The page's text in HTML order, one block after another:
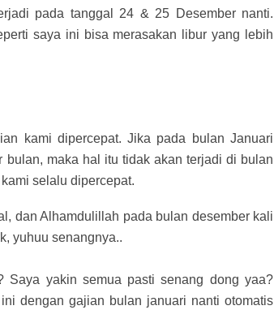
pada tanggal 24 & 25 Desember nanti.
saya ini bisa merasakan libur yang lebih
kami dipercepat. Jika pada bulan Januari
maka hal itu tidak akan terjadi di bulan
selalu dipercepat.
dan Alhamdulillah pada bulan desember kali
yuhuu senangnya..
Saya yakin semua pasti senang dong yaa?
dengan gajian bulan januari nanti otomatis